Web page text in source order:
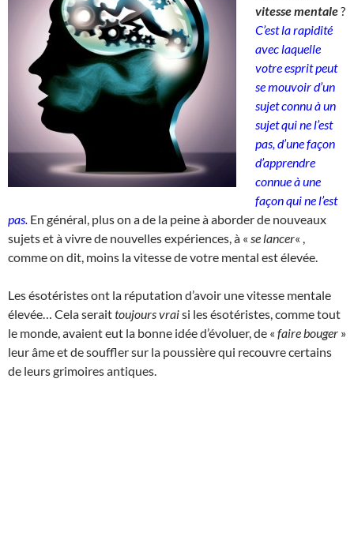
vitesse mentale?
C’est la rapidité
avec laquelle
votre esprit peut
se mouvoir d’un
sujet connu à un
sujet qui ne l’est
pas, d’une façon
d’apprendre
connue à une
façon qui ne l’est
pas. En général, plus on a de la peine à aborder de nouveaux
sujets et à vivre de nouvelles expériences, à « se lancer« ,
comme on dit, moins la vitesse de votre mental est élevée.
Les ésotéristes ont la réputation d’avoir une vitesse mentale
élevée… Cela seraittoujours vraisi les ésotéristes, comme tout
le monde, avaient eut la bonne idée d’évoluer, de « faire bouger »
leur âme et de souffler sur la poussière qui recouvre certains
de leurs grimoires antiques.